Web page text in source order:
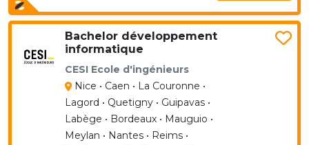
Bachelor développement
informatique
CESI Ecole d'ingénieurs
Nice • Caen • La Couronne •
Lagord • Quetigny • Guipavas •
Labège • Bordeaux • Mauguio •
Meylan • Nantes • Reims •